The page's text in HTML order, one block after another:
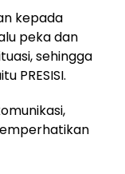
kepada
peka dan
sehingga
PRESISI.